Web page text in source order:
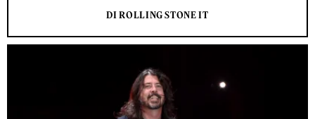
DI ROLLING STONE IT